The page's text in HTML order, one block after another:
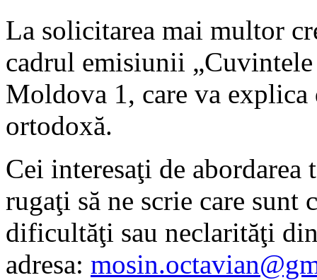
La solicitarea mai multor
cadrul emisiunii
Moldova 1, care va
ortodoxă.
Cei interesaţi de
rugaţi să ne scrie care sunt
dificultăţi sau neclarităţi
adresa: